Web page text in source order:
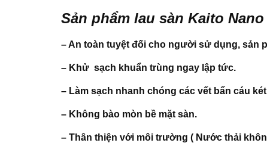
Sản phẩm lau sàn Kaito
– An toàn tuyệt đối cho người sử dụng, sản
– Khử sạch khuẩn trùng ngay lập tức.
– Làm sạch nhanh chóng các vết bẩn cáu
– Không bào mòn bề mặt sàn.
– Thân thiện với môi trường ( Nước thải